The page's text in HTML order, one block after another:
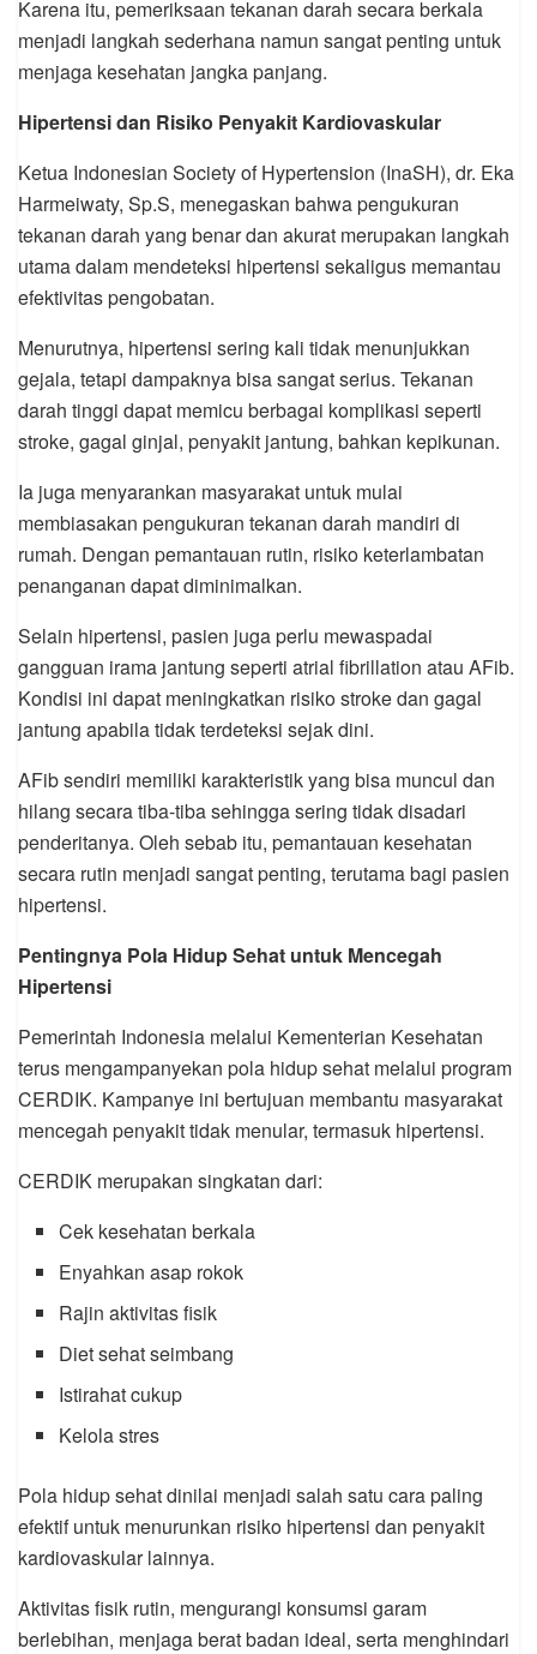
Karena itu, pemeriksaan tekanan darah secara berkala
menjadi langkah sederhana namun sangat penting untuk
menjaga kesehatan jangka panjang.
Hipertensi dan Risiko Penyakit Kardiovaskular
Ketua Indonesian Society of Hypertension (InaSH), dr. Eka
Harmeiwaty, Sp.S, menegaskan bahwa pengukuran
tekanan darah yang benar dan akurat merupakan langkah
utama dalam mendeteksi hipertensi sekaligus memantau
efektivitas pengobatan.
Menurutnya, hipertensi sering kali tidak menunjukkan
gejala, tetapi dampaknya bisa sangat serius. Tekanan
darah tinggi dapat memicu berbagai komplikasi seperti
stroke, gagal ginjal, penyakit jantung, bahkan kepikunan.
Ia juga menyarankan masyarakat untuk mulai
membiasakan pengukuran tekanan darah mandiri di
rumah. Dengan pemantauan rutin, risiko keterlambatan
penanganan dapat diminimalkan.
Selain hipertensi, pasien juga perlu mewaspadai
gangguan irama jantung seperti atrial fibrillation atau AFib.
Kondisi ini dapat meningkatkan risiko stroke dan gagal
jantung apabila tidak terdeteksi sejak dini.
AFib sendiri memiliki karakteristik yang bisa muncul dan
hilang secara tiba-tiba sehingga sering tidak disadari
penderitanya. Oleh sebab itu, pemantauan kesehatan
secara rutin menjadi sangat penting, terutama bagi pasien
hipertensi.
Pentingnya Pola Hidup Sehat untuk Mencegah
Hipertensi
Pemerintah Indonesia melalui Kementerian Kesehatan
terus mengampanyekan pola hidup sehat melalui program
CERDIK. Kampanye ini bertujuan membantu masyarakat
mencegah penyakit tidak menular, termasuk hipertensi.
CERDIK merupakan singkatan dari:
Cek kesehatan berkala
Enyahkan asap rokok
Rajin aktivitas fisik
Diet sehat seimbang
Istirahat cukup
Kelola stres
Pola hidup sehat dinilai menjadi salah satu cara paling
efektif untuk menurunkan risiko hipertensi dan penyakit
kardiovaskular lainnya.
Aktivitas fisik rutin, mengurangi konsumsi garam
berlebihan, menjaga berat badan ideal, serta menghindari